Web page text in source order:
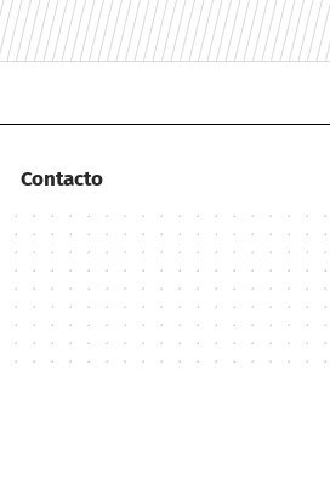
Contacto